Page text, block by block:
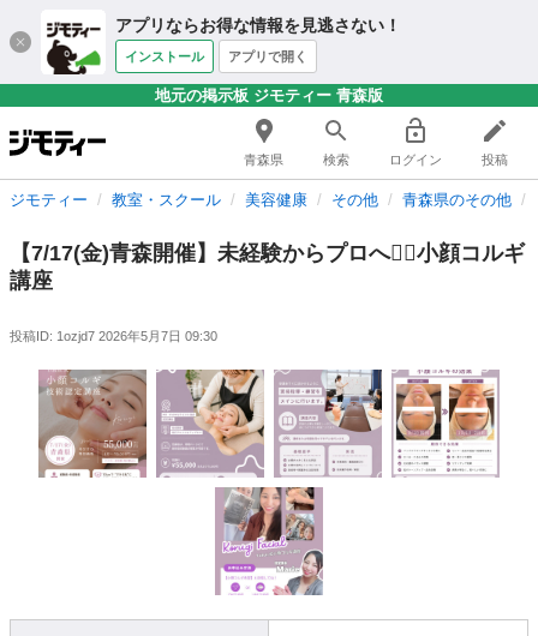
アプリならお得な情報を見逃さない！
インストール アプリで開く
地元の掲示板 ジモティー 青森版
青森県 検索 ログイン 投稿
ジモティー 教室・スクール 美容健康 その他 青森県のその他
【7/17(金)青森開催】未経験からプロへ❤️‍🔥小顔コルギ
講座
投稿ID: 1ozjd7 2026年5月7日 09:30